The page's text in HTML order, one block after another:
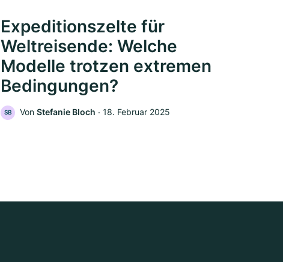
Expeditionszelte für
Weltreisende: Welche
Modelle trotzen extremen
Bedingungen?
SB Von Stefanie Bloch ‧ 18. Februar 2025